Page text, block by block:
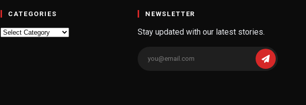
CATEGORIES
Categories
NEWSLETTER
Stay updated with our latest stories.